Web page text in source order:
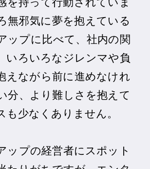
無邪気に夢を抱えている
ップに比べて、社内の関
いろいろなジレンマや負
えながら前に進めなけれ
分、より難しさを抱えて
も少なくありません。
ップの経営者にスポット